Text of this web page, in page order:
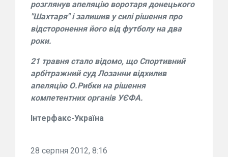
розглянув апеляцію воротаря донецького
"Шахтаря" і залишив у силі рішення про
відсторонення його від футболу на два
роки.
21 травня стало відомо, що Спортивний
арбітражний суд Лозанни відхилив
апеляцію О.Рибки на рішення
компетентних органів УЄФА.
Інтерфакс-Україна
28 серпня 2012, 8:16